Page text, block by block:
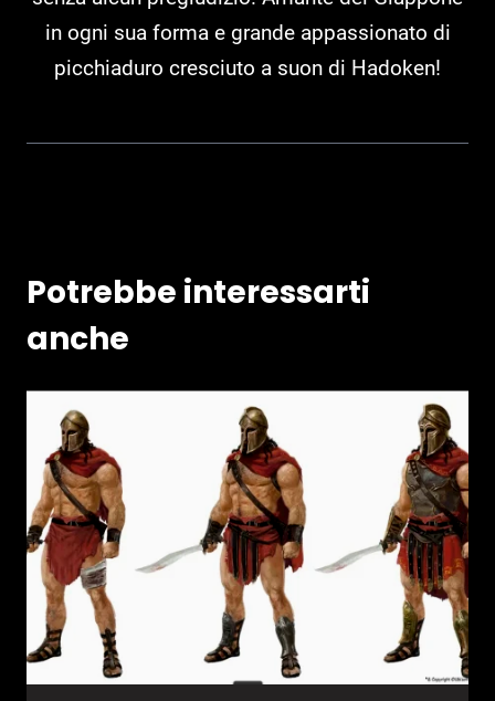
in ogni sua forma e grande appassionato di
picchiaduro cresciuto a suon di Hadoken!
Potrebbe interessarti
anche